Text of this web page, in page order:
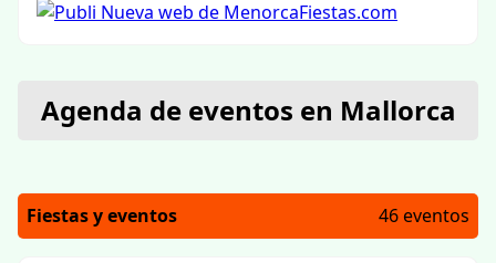
Agenda de eventos en Mallorca
Fiestas y eventos 46 eventos